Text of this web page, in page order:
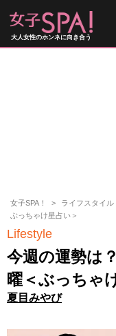
大人女性のホンネに向き合う
女子SPA！ ライフスタイル
ぶっちゃけ星占い＞
Lifestyle
今週の運勢は
曜＜ぶっちゃ
夏目みやび